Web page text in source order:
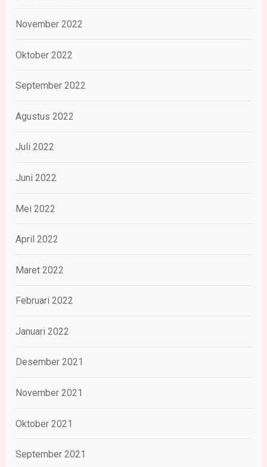
November 2022
Oktober 2022
September 2022
Agustus 2022
Juli 2022
Juni 2022
Mei 2022
April 2022
Maret 2022
Februari 2022
Januari 2022
Desember 2021
November 2021
Oktober 2021
September 2021